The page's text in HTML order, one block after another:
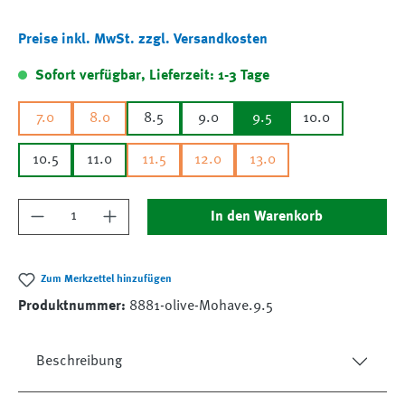
Preise inkl. MwSt. zzgl. Versandkosten
Sofort verfügbar, Lieferzeit: 1-3 Tage
7.0 8.0 8.5 9.0 9.5 10.0
10.5 11.0 11.5 12.0 13.0
Produkt Anzahl: Gib den gewünschten Wert
In den Warenkorb
Zum Merkzettel hinzufügen
Produktnummer: 8881-olive-Mohave.9.5
Beschreibung